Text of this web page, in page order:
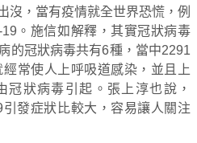
沒，當有疫情就全世界恐慌，例
。施信如解釋，其實冠狀病毒
的冠狀病毒共有6種，當中2291
常使人上呼吸道感染，並且上
冠狀病毒引起。張上淳也說，
發症狀比較大，容易讓人關注